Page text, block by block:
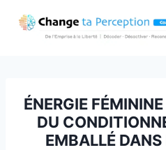
ÉNERGIE
DU
EMBALLÉ